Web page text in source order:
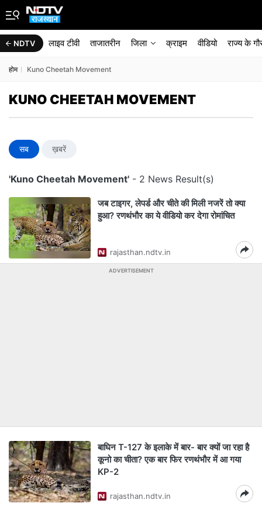
NDTV लाइव टीवी ताजातरीन जिला क्राइम वीडियो राज्‍य के
होम Kuno Cheetah Movement
KUNO CHEETAH MOVEMENT
सब ख़बरें
'Kuno Cheetah Movement' - 2 News Result(s)
जब टाइगर, लेपर्ड और चीते की मिली नजरें तो क्या
हुआ? रणथंभौर का ये वीडियो कर देगा रोमांचित
rajasthan.ndtv.in
ADVERTISEMENT
बाघिन T-127 के इलाके में बार- बार क्यों जा रहा है
कूनो का चीता? एक बार फिर रणथंभौर में आ गया
KP-2
rajasthan.ndtv.in